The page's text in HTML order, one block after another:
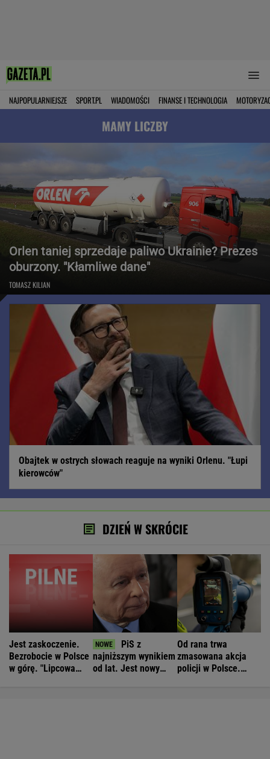
NAJPOPULARNIEJSZE SPORT.PL WIADOMOŚCI FINANSE I TECHNOLOGIA
MAMY LICZBY
Orlen taniej sprzedaje paliwo Ukrainie? Prezes
oburzony. "Kłamliwe dane"
TOMASZ KILIAN
Obajtek w ostrych słowach reaguje na wyniki Orlenu. "Łupi
kierowców"
DZIEŃ W SKRÓCIE
Jest zaskoczenie.
Bezrobocie w Polsce
w górę. "Lipcowa
PiS z
najniższym wynikiem
od lat. Jest nowy
Od rana trwa
zmasowana akcja
policji w Polsce.